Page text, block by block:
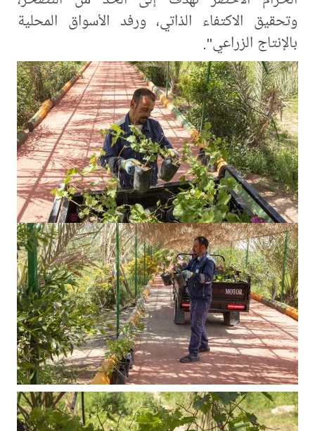
وتحقيق الاكتفاء الذاتي، ورفد الأسواق المحلية
بالإنتاج الزراعي".